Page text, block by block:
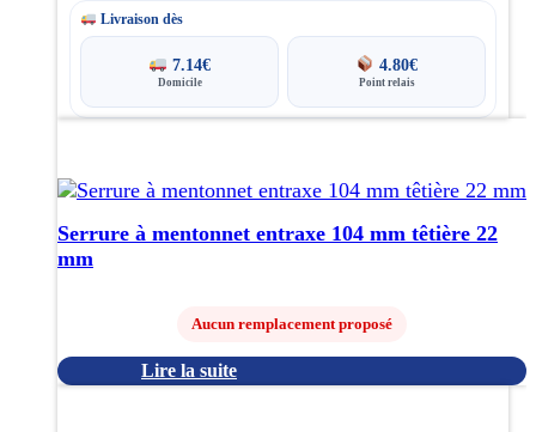
Livraison dès
7.14€
Domicile
4.80€
Point relais
Serrure à mentonnet entraxe 104 mm têtière 22
mm
Aucun remplacement proposé
Lire la suite